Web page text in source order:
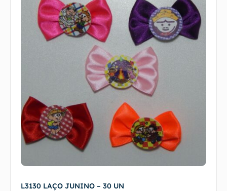
L3130 LAÇO JUNINO – 30 UN